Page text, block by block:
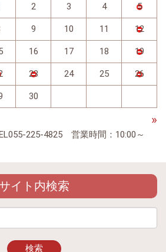
2 3 4 5
9 10 11 12
16 17 18 19
23 24 25 26
30
»
225-4825 営業時間：10:00～
サイト内検索